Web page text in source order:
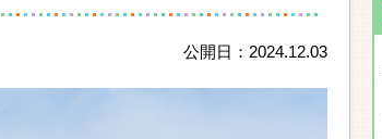
公開日：2024.12.03